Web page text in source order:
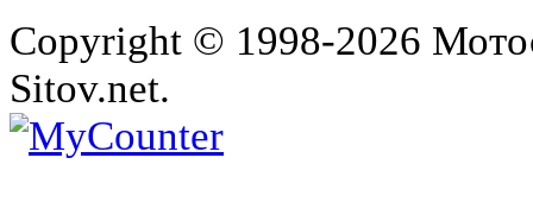
Copyright © 1998-2026
Sitov.net.